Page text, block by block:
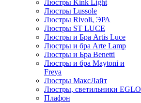
Люстры Kink Light
Люстры Lussole
Люстры Rivoli, ЭРА
Люстры ST LUCE
Люстры и Бра Artis Luce
Люстры и бра Arte Lamp
Люстры и Бра Benetti
Люстры и бра Maytoni и
Freya
Люстры МаксЛайт
Люстры, светильники EGLO
Плафон